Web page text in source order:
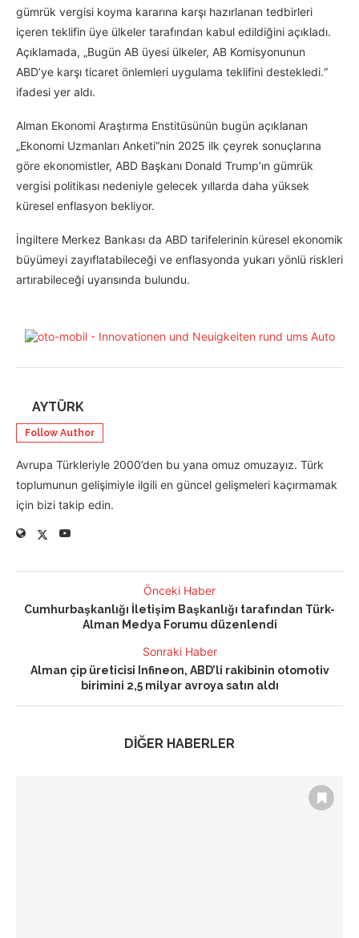
gümrük vergisi koyma kararına karşı hazırlanan tedbirleri
içeren teklifin üye ülkeler tarafından kabul edildiğini açıkladı.
Açıklamada, „Bugün AB üyesi ülkeler, AB Komisyonunun
ABD’ye karşı ticaret önlemleri uygulama teklifini destekledi.“
ifadesi yer aldı.
Alman Ekonomi Araştırma Enstitüsünün bugün açıklanan
„Ekonomi Uzmanları Anketi“nin 2025 ilk çeyrek sonuçlarına
göre ekonomistler, ABD Başkanı Donald Trump’ın gümrük
vergisi politikası nedeniyle gelecek yıllarda daha yüksek
küresel enflasyon bekliyor.
İngiltere Merkez Bankası da ABD tarifelerinin küresel ekonomik
büyümeyi zayıflatabileceği ve enflasyonda yukarı yönlü riskleri
artırabileceği uyarısında bulundu.
AYTÜRK
Follow Author
Avrupa Türkleriyle 2000’den bu yana omuz omuzayız. Türk
toplumunun gelişimiyle ilgili en güncel gelişmeleri kaçırmamak
için bizi takip edin.
Önceki Haber
Cumhurbaşkanlığı İletişim Başkanlığı tarafından Türk-
Alman Medya Forumu düzenlendi
Sonraki Haber
Alman çip üreticisi Infineon, ABD’li rakibinin otomotiv
birimini 2,5 milyar avroya satın aldı
DİĞER HABERLER